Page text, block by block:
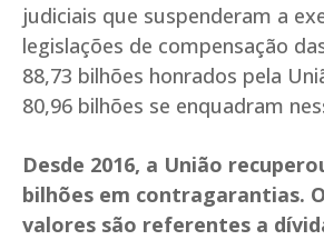
judiciais que suspenderam a
legislações de compensação
88,73 bilhões honrados pela
80,96 bilhões se enquadram
Desde 2016, a União
bilhões em contragarantias.
valores são referentes a